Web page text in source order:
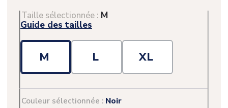
Taille sélectionnée : M
Guide des tailles
M L XL
Couleur sélectionnée : Noir